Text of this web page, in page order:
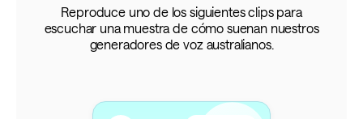
Reproduce uno de los siguientes clips para
escuchar una muestra de cómo suenan nuestros
generadores de voz australianos.